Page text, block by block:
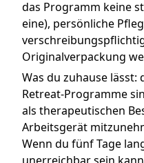
das Programm keine
eine), persönliche
Originalverpackung
Was du zuhause lässt:
Retreat-Programme
als therapeutischen
Arbeitsgerät
Wenn du fünf Tage